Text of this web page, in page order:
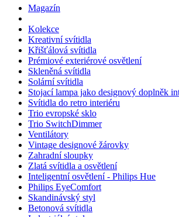
Magazín
Kolekce
Kreativní svítidla
Křišťálová svítidla
Prémiové exteriérové osvětlení
Skleněná svítidla
Solární svítidla
Stojací lampa jako designový doplněk
Svítidla do retro interiéru
Trio evropské sklo
Trio SwitchDimmer
Ventilátory
Vintage designové žárovky
Zahradní sloupky
Zlatá svítidla a osvětlení
Inteligentní osvětlení - Philips Hue
Philips EyeComfort
Skandinávský styl
Betonová svítidla